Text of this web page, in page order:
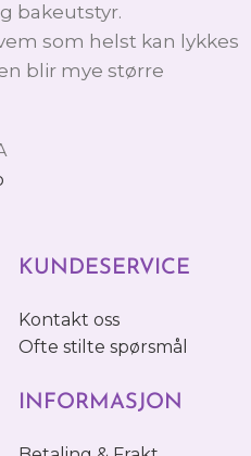
bakeutstyr.
som helst kan lykkes
blir mye større
KUNDESERVICE
Kontakt oss
Ofte stilte spørsmål
INFORMASJON